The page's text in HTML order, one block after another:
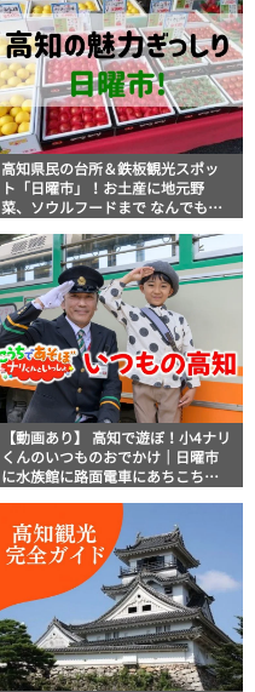
高知県民の台所＆鉄板観光スポッ
ト「日曜市」！お土産に地元野
菜、ソウルフードまで なんでもそ
説！
【動画あり】 高知で遊ぼ！小4ナリ
くんのいつものおでかけ｜日曜市
に水族館に路面電車にあちこち巡